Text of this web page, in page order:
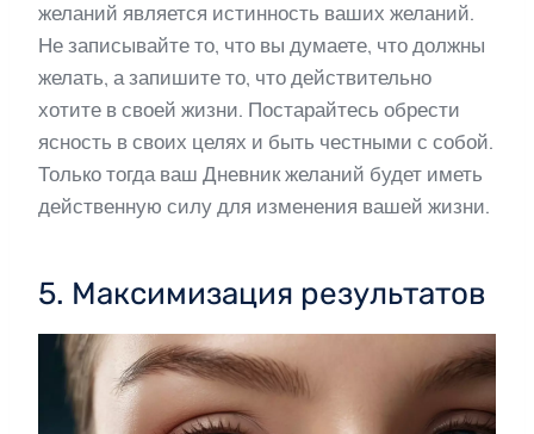
желаний является истинность ваших желаний.
Не записывайте то, что вы думаете, что должны
желать, а запишите то, что действительно
хотите в своей жизни. Постарайтесь обрести
ясность в своих целях и быть честными с собой.
Только тогда ваш Дневник желаний будет иметь
действенную силу для изменения вашей жизни.
5. Максимизация результатов